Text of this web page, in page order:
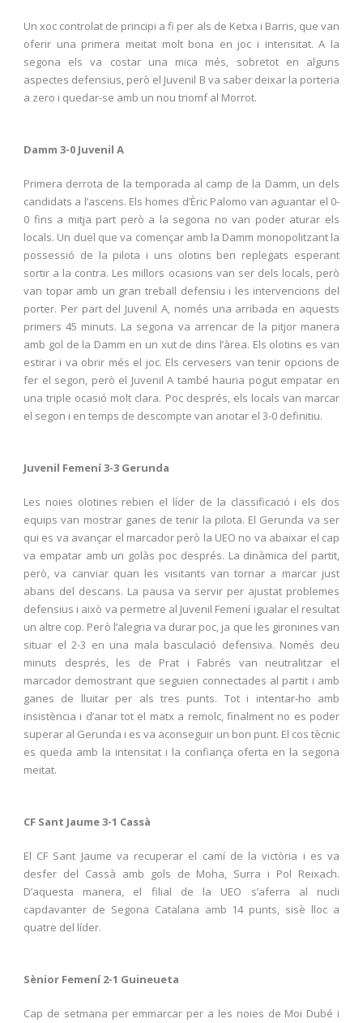
Un xoc controlat de principi a fi per als de Ketxa i Barris, que van
oferir una primera meitat molt bona en joc i intensitat. A la
segona els va costar una mica més, sobretot en alguns
aspectes defensius, però el Juvenil B va saber deixar la porteria
a zero i quedar-se amb un nou triomf al Morrot.
Damm 3-0 Juvenil A
Primera derrota de la temporada al camp de la Damm, un dels
candidats a l’ascens. Els homes d’Èric Palomo van aguantar el 0-
0 fins a mitja part però a la segona no van poder aturar els
locals. Un duel que va començar amb la Damm monopolitzant la
possessió de la pilota i uns olotins ben replegats esperant
sortir a la contra. Les millors ocasions van ser dels locals, però
van topar amb un gran treball defensiu i les intervencions del
porter. Per part del Juvenil A, només una arribada en aquests
primers 45 minuts. La segona va arrencar de la pitjor manera
amb gol de la Damm en un xut de dins l’àrea. Els olotins es van
estirar i va obrir més el joc. Els cervesers van tenir opcions de
fer el segon, però el Juvenil A també hauria pogut empatar en
una triple ocasió molt clara. Poc després, els locals van marcar
el segon i en temps de descompte van anotar el 3-0 definitiu.
Juvenil Femení 3-3 Gerunda
Les noies olotines rebien el líder de la classificació i els dos
equips van mostrar ganes de tenir la pilota. El Gerunda va ser
qui es va avançar el marcador però la UEO no va abaixar el cap
va empatar amb un golàs poc després. La dinàmica del partit,
però, va canviar quan les visitants van tornar a marcar just
abans del descans. La pausa va servir per ajustat problemes
defensius i això va permetre al Juvenil Femení igualar el resultat
un altre cop. Però l’alegria va durar poc, ja que les gironines van
situar el 2-3 en una mala basculació defensiva. Només deu
minuts després, les de Prat i Fabrés van neutralitzar el
marcador demostrant que seguien connectades al partit i amb
ganes de lluitar per als tres punts. Tot i intentar-ho amb
insistència i d’anar tot el matx a remolc, finalment no es poder
superar al Gerunda i es va aconseguir un bon punt. El cos tècnic
es queda amb la intensitat i la confiança oferta en la segona
meitat.
CF Sant Jaume 3-1 Cassà
El CF Sant Jaume va recuperar el camí de la victòria i es va
desfer del Cassà amb gols de Moha, Surra i Pol Reixach.
D’aquesta manera, el filial de la UEO s’aferra al nucli
capdavanter de Segona Catalana amb 14 punts, sisè lloc a
quatre del líder.
Sènior Femení 2-1 Guineueta
Cap de setmana per emmarcar per a les noies de Moi Dubé i